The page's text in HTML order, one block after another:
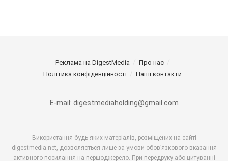
Реклама на DigestMedia
Про нас
Політика конфіденційності
Наші контакти
E-mail: digestmediaholding@gmail.com
Використання будь-яких матеріалів, розміщених на сайті
digestmedia.net, дозволяється лише за умови обов’язкового вказання
активного посилання на першоджерело. При передруку або цитуванні